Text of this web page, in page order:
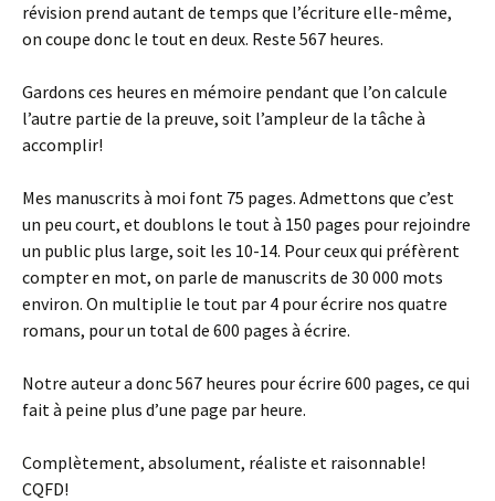
révision prend autant de temps que l’écriture elle-même,
on coupe donc le tout en deux. Reste 567 heures.
Gardons ces heures en mémoire pendant que l’on calcule
l’autre partie de la preuve, soit l’ampleur de la tâche à
accomplir!
Mes manuscrits à moi font 75 pages. Admettons que c’est
un peu court, et doublons le tout à 150 pages pour rejoindre
un public plus large, soit les 10-14. Pour ceux qui préfèrent
compter en mot, on parle de manuscrits de 30 000 mots
environ. On multiplie le tout par 4 pour écrire nos quatre
romans, pour un total de 600 pages à écrire.
Notre auteur a donc 567 heures pour écrire 600 pages, ce qui
fait à peine plus d’une page par heure.
Complètement, absolument, réaliste et raisonnable!
CQFD!